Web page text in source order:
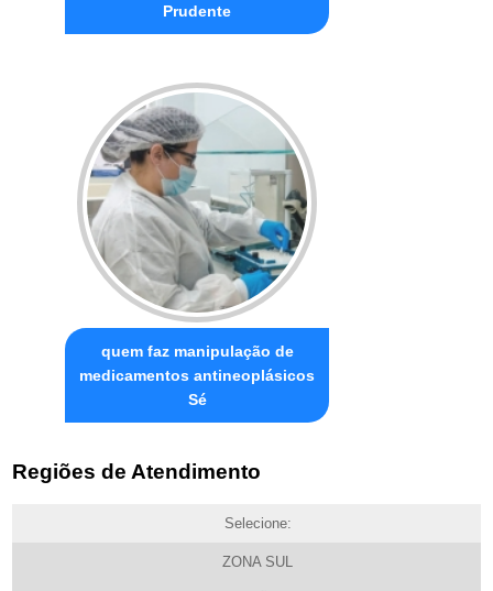
Prudente
quem faz manipulação de
medicamentos antineoplásicos
Sé
Regiões de Atendimento
Selecione:
ZONA SUL